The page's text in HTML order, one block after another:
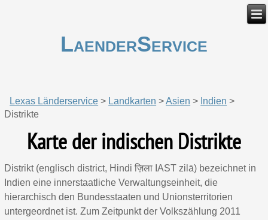
LaenderService
Lexas Länderservice > Landkarten >Asien > Indien >
Distrikte
Karte der indischen Distrikte
Distrikt (englisch district, Hindi ज़िला IAST zilā) bezeichnet in
Indien eine innerstaatliche Verwaltungseinheit, die
hierarchisch den Bundesstaaten und Unionsterritorien
untergeordnet ist. Zum Zeitpunkt der Volkszählung 2011